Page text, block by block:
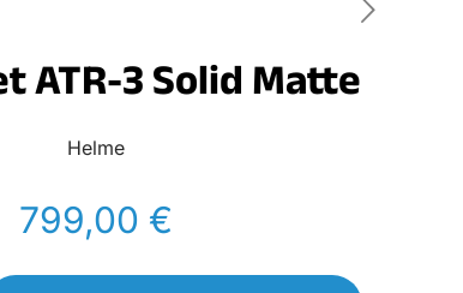
ATR-3 Solid Matte
Helme
799,00 €